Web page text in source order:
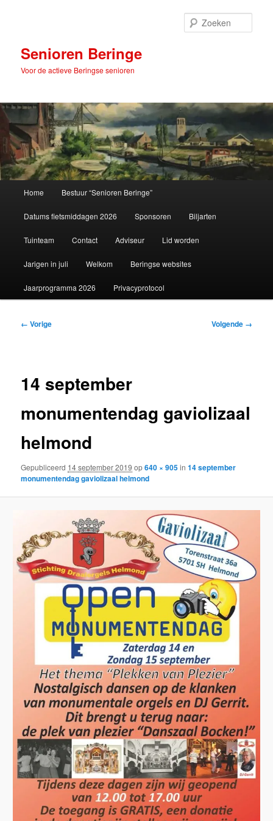
inhoudSenioren Beringe
Voor de actieve Beringse senioren
Home Bestuur “Senioren Beringe”
Datums fietsmiddagen 2026 Sponsoren Biljarten
Tuinteam Contact Adviseur Lid worden
Jarigen in juli Welkom Beringse websites
Jaarprogramma 2026 Privacyprotocol
Afbeeldingsnavigatie
← Vorige Volgende →
14 september
monumentendag gaviolizaal
helmond
Gepubliceerd 14 september 2019 op640 × 905in14 september
monumentendag gaviolizaal helmond